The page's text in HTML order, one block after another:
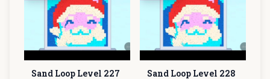
Sand Loop Level 227 Sand Loop Level 228